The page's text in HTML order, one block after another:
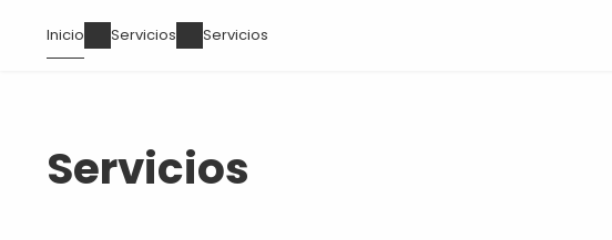
Ruta
de
Inicio Servicios Servicios
Servicios